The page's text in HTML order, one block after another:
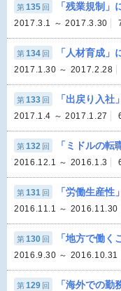
第135 回 「残業規制」
2017.3.1 ～ 2017.3.30
第134 回 「人材育成」
2017.1.30 ～ 2017.2.28
第133 回 「出戻り入社
2017.1.4 ～ 2017.1.27
第132 回 「ミドルの転
2016.12.1 ～ 2016.1.3
第131 回 「労働生産性
2016.11.1 ～ 2016.11.30
第130 回 「地方で働く
2016.9.30 ～ 2016.10.31
第129 回 「海外での勤